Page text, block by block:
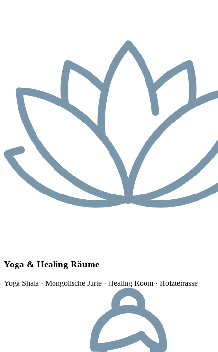
Yoga & Healing Räume
Yoga Shala · Mongolische Jurte · Healing Room · Holzterrasse